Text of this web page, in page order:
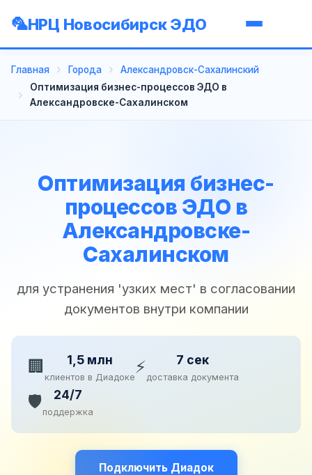
НРЦ Новосибирск ЭДО
Главная Города
Александровск-Сахалинский
Оптимизация бизнес-процессов ЭДО в
Александровске-Сахалинском
Оптимизация бизнес-
процессов ЭДО в
Александровске-
Сахалинском
для устранения 'узких мест' в согласовании
документов внутри компании
🏢 1,5 млн
клиентов в Диадоке⚡ 7 сек
доставка документа
🛡️ 24/7
поддержка
Подключить Диадок